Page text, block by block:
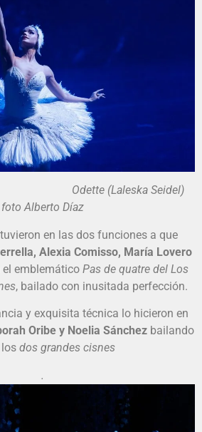
Seidel)
foto Alberto Díaz
en las dos funciones a que
Alexia Comisso, María Lovero
el emblemáticoPas de quatre del Los
, bailado con inusitada perfección.
y exquisita técnica lo hicieron en
Oribe y Noelia Sánchez bailando
dos grandes cisnes
.